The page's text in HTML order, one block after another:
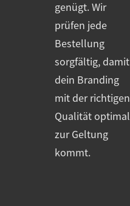
genügt. Wir
prüfen jede
Bestellung
sorgfältig, damit
dein Branding
mit der richtigen
Qualität optimal
zur Geltung
kommt.